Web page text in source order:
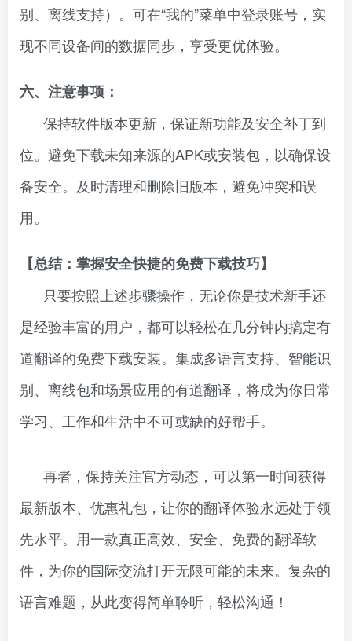
别、离线支持）。可在“我的”菜单中登录账号，实
现不同设备间的数据同步，享受更优体验。
六、注意事项：
保持软件版本更新，保证新功能及安全补丁到
位。避免下载未知来源的APK或安装包，以确保设
备安全。及时清理和删除旧版本，避免冲突和误
用。
【总结：掌握安全快捷的免费下载技巧】
只要按照上述步骤操作，无论你是技术新手还
是经验丰富的用户，都可以轻松在几分钟内搞定有
道翻译的免费下载安装。集成多语言支持、智能识
别、离线包和场景应用的有道翻译，将成为你日常
学习、工作和生活中不可或缺的好帮手。
再者，保持关注官方动态，可以第一时间获得
最新版本、优惠礼包，让你的翻译体验永远处于领
先水平。用一款真正高效、安全、免费的翻译软
件，为你的国际交流打开无限可能的未来。复杂的
语言难题，从此变得简单聆听，轻松沟通！